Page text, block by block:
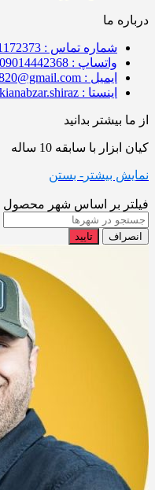
درباره ما
شماره تماس : 09171172373
واتساپ : 09014442368
ایمیل : javad.kiani6820@gmail.com
اینستا : kianabzar.shiraz
از ما بیشتر بدانید
کیان ابزار با سابقه 10 ساله
نمایش بیشتر - بستن
فیلتر بر اساس شهر محصول
انصراف تایید